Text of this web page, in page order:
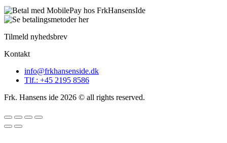
Tilmeld nyhedsbrev
Kontakt
info@frkhansenside.dk
Tlf.: +45 2195 8586
Frk. Hansens ide 2026 © all rights reserved.